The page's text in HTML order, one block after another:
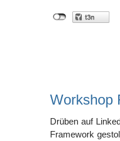
Workshop
Drüben auf
Framework